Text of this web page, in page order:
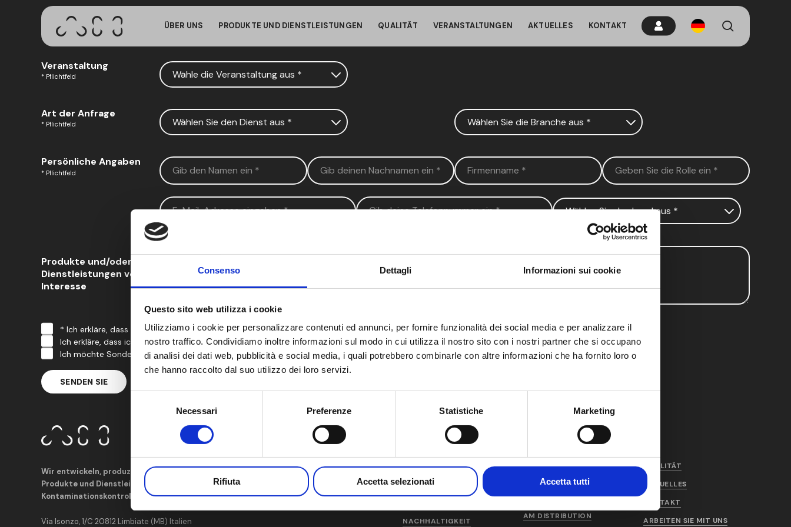
Consenso Dettagli Informazioni sui cookie
Questo sito web utilizza i cookie
Utilizziamo i cookie per personalizzare contenuti ed annunci, per fornire funzionalità dei social media e per analizzare il
nostro traffico. Condividiamo inoltre informazioni sul modo in cui utilizza il nostro sito con i nostri partner che si occupano
di analisi dei dati web, pubblicità e social media, i quali potrebbero combinarle con altre informazioni che ha fornito loro o
che hanno raccolto dal suo utilizzo dei loro servizi.
Necessari Preferenze Statistiche Marketing
Rifiuta Accetta selezionati Accetta tutti
Gesten.
Sie auf unserer Website inaktiv sind. Um das Surfen fortzusetzen, klicken oder tippen Sie
irgendwo auf den Bildschirm.
Hauptinhalt
Drücken Sie ENTER zum Suchen oder ESC zum Schließen
ÜBER UNS PRODUKTE UND DIENSTLEISTUNGEN QUALITÄT VERANSTALTUNGEN AKTUELLES KONTAKT
Veranstaltung
* Pflichtfeld
Art der Anfrage
* Pflichtfeld
Persönliche Angaben
* Pflichtfeld
Produkte und/oder
Dienstleistungen von
Interesse
* Ich erkläre, dass ich die in derDatenschutzerklärung
Ich erkläre, dass ich die in diesem Dokument beschriebenen Bedingungen gelesen, verstanden und akzeptiert habeVision Pro-Haftungsausschluss
Ich möchte Sonderangebote erhalten und über Sonderaktionen und Neuigkeiten informiert werden
Wir entwickeln, produzieren und vertreiben modernste
Produkte und Dienstleistungen zur
Kontaminationskontrolle im Reinraum.
Via Isonzo, 1/C 20812 Limbiate (MB) Italien
AM
ÜBER UNS
NACHHALTIGKEIT
PRODUKTE UND
DIENSTLEISTUNGEN
AM PRODUCTION
AM DISTRIBUTION
QUALITÄT
AKTUELLES
KONTAKT
ARBEITEN SIE MIT UNS